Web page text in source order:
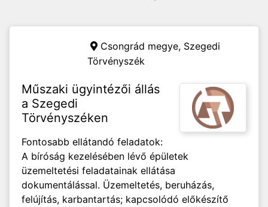
Csongrád megye, Szegedi
Törvényszék
Műszaki ügyintézői állás
a Szegedi
Törvényszéken
Fontosabb ellátandó feladatok:
A bíróság kezelésében lévő épületek
üzemeltetési feladatainak ellátása
dokumentálással. Üzemeltetés, beruházás,
felújítás, karbantartás; kapcsolódó előkészítő